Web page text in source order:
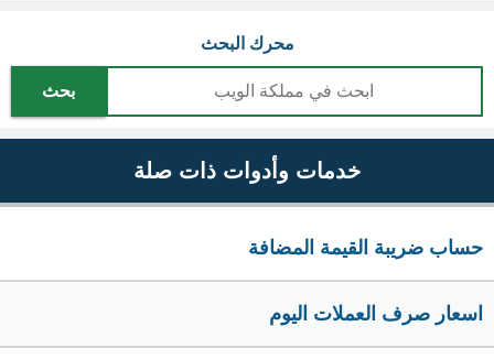
محرك البحث
بحث
خدمات وأدوات ذات صلة
حساب ضريبة القيمة المضافة
اسعار صرف العملات اليوم